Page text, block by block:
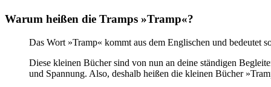
Warum heißen die Tramps »Tramp«?
Das Wort »Tramp« kommt aus dem Englischen und bedeutet
Diese kleinen Bücher sind von nun an deine ständigen
und Spannung. Also, deshalb heißen die kleinen Bücher